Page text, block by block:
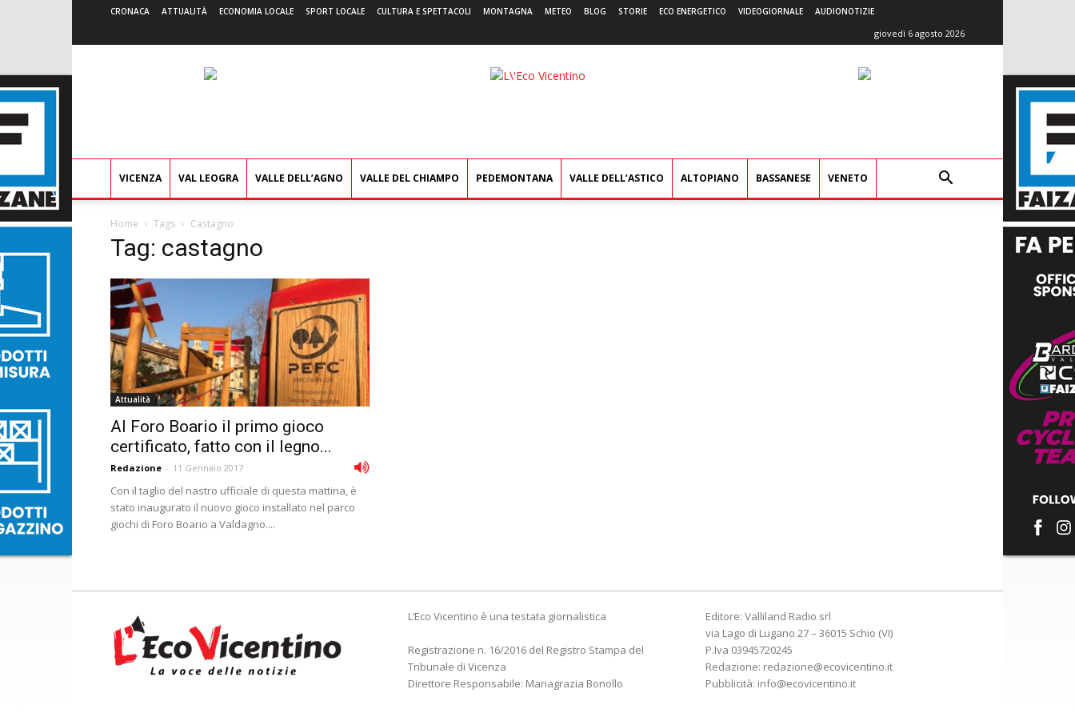
CRONACA ATTUALITÀ ECONOMIA LOCALE SPORT LOCALE CULTURA E SPETTACOLI MONTAGNA METEO BLOG STORIE ECO ENERGETICO VIDEOGIORNALE AUDIONOTIZIE
giovedì 6 agosto 2026
L'Eco
VICENZA VAL LEOGRA VALLE DELL’AGNO VALLE DEL CHIAMPO PEDEMONTANA VALLE DELL’ASTICO ALTOPIANO BASSANESE VENETO
Home Tags Castagno
Tag: castagno
Attualità
Al Foro Boario il primo gioco
certificato, fatto con il legno...
Redazione - 11 Gennaio 2017
Con il taglio del nastro ufficiale di questa mattina, è
stato inaugurato il nuovo gioco installato nel parco
giochi di Foro Boario a Valdagno....
L’Eco Vicentino è una testata giornalistica
Registrazione n. 16/2016 del Registro Stampa del
Tribunale di Vicenza
Direttore Responsabile: Mariagrazia Bonollo
Editore: Valliland Radio srl
via Lago di Lugano 27 – 36015 Schio (VI)
P.Iva 03945720245
Redazione: redazione@ecovicentino.it
Pubblicità: info@ecovicentino.it